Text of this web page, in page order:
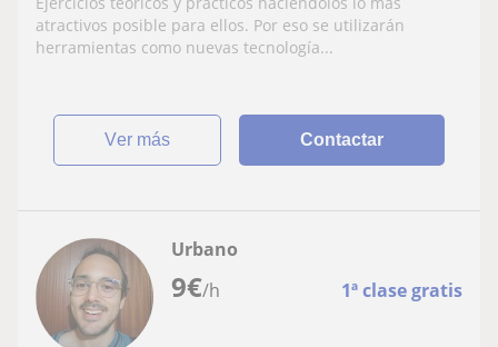
atractivos posible para ellos. Por eso se utilizarán
herramientas como nuevas tecnología...
ver más Contactar
9€/h 1ª clase gratis
Urbano